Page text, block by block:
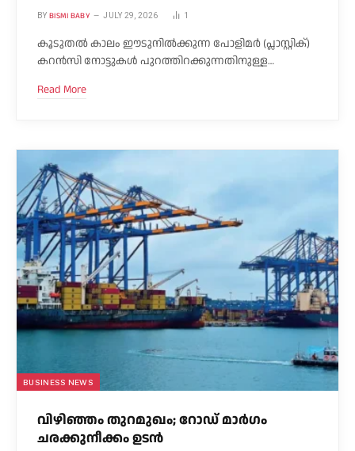
BY BISMI BABY JULY 29, 2026 1
കൂടുതൽ കാലം ഈടുനിൽക്കുന്ന പോളിമർ (പ്ലാസ്റ്റിക്)
കറൻസി നോട്ടുകൾ പുറത്തിറക്കുന്നതിനുള്ള…
Read More
BUSINESS NEWS
വിഴിഞ്ഞം തുറമുഖം; റോഡ് മാർഗം
ചരക്കുനീക്കം ഉടൻ